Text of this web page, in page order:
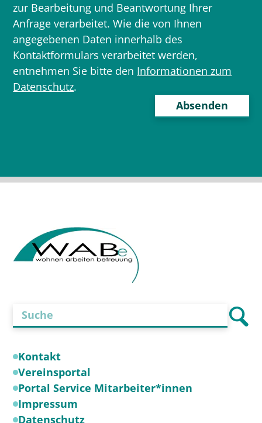
zur Bearbeitung und Beantwortung Ihrer
Anfrage verarbeitet. Wie die von Ihnen
angegebenen Daten innerhalb des
Kontaktformulars verarbeitet werden,
entnehmen Sie bitte den Informationen zum
Datenschutz.
Kontakt
Vereinsportal
Portal Service Mitarbeiter*innen
Impressum
Datenschutz